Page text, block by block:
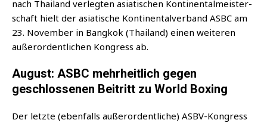
nach Thai­land ver­leg­ten asia­ti­schen Kon­ti­nen­tal­meis­ter­
schaft hielt der asia­ti­sche Kon­ti­nen­tal­ver­band ASBC am
23. Novem­ber in Bang­kok (Thai­land) einen wei­te­ren
außer­or­dent­li­chen Kon­gress ab.
August: ASBC mehrheitlich gegen
geschlossenen Beitritt zu World Boxing
Der letz­te (eben­falls außer­or­dent­li­che) ASBV-Kon­gress